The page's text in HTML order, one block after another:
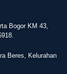
Bogor KM 43,
Beres, Kelurahan